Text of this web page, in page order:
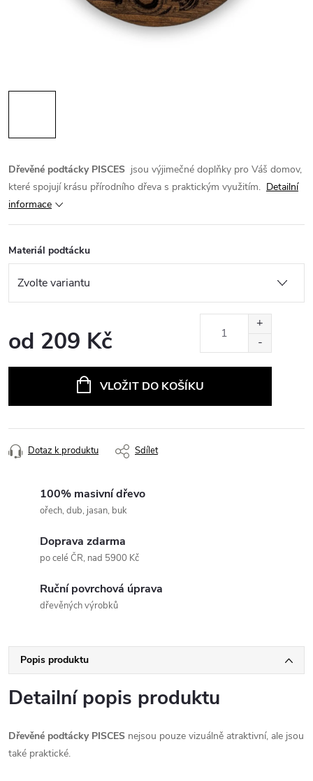
Dřevěné podtácky PISCES jsou výjimečné doplňky pro Váš domov,
které spojují krásu přírodního dřeva s praktickým využitím. Detailní
informace
Materiál podtácku
od 209 Kč
VLOŽIT DO KOŠÍKU
Dotaz k produktu Sdílet
100% masivní dřevo
ořech, dub, jasan, buk
Doprava zdarma
po celé ČR, nad 5900 Kč
Ruční povrchová úprava
dřevěných výrobků
Popis produktu
Detailní popis produktu
Dřevěné podtácky PISCES nejsou pouze vizuálně atraktivní, ale jsou
také praktické.